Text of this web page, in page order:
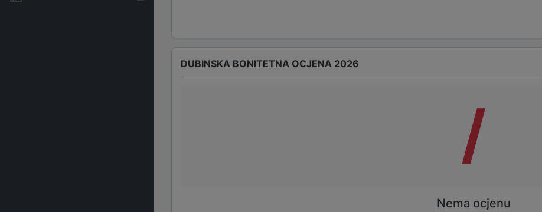
DUBINSKA BONITETNA OCJENA 2026
/
Nema ocjenu